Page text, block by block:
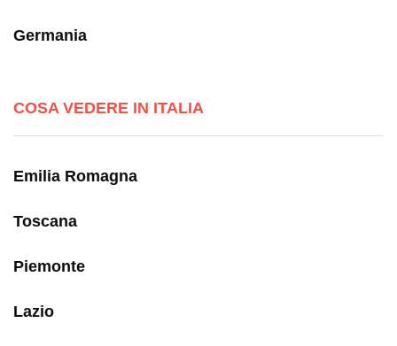
Germania
COSA VEDERE IN ITALIA
Emilia Romagna
Toscana
Piemonte
Lazio